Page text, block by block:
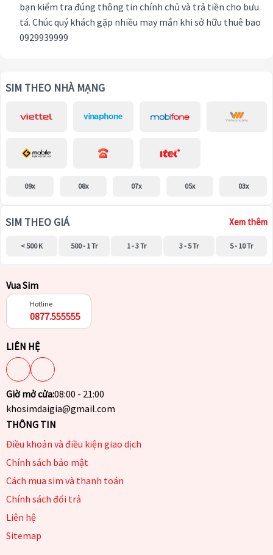
bạn kiểm tra đúng thông tin chính chủ và trả tiền cho bưu
tá. Chúc quý khách gặp nhiều may mắn khi sở hữu thuê bao
0929939999
SIM THEO NHÀ MẠNG
09x 08x 07x 05x 03x
SIM THEO GIÁ Xem thêm
< 500 K 500 - 1 Tr 1 - 3 Tr 3 - 5 Tr 5 - 10 Tr
Vua Sim
Hotline
0877.555555
LIÊN HỆ
Giờ mở cửa:08:00 - 21:00
khosimdaigia@gmail.com
THÔNG TIN
Điều khoản và điều kiện giao dịch
Chính sách bảo mật
Cách mua sim và thanh toán
Chính sách đổi trả
Liên hệ
Sitemap